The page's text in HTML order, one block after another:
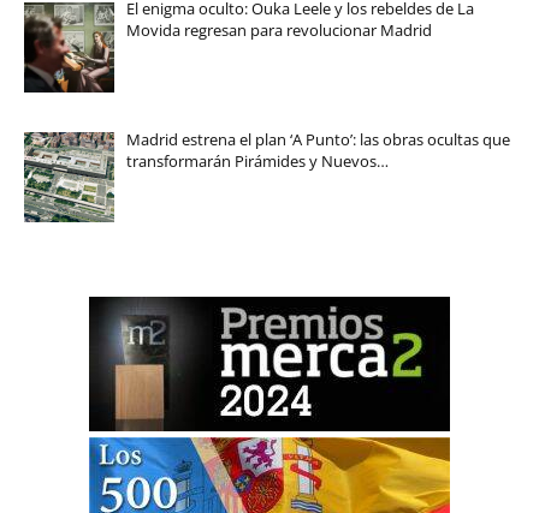
El enigma oculto: Ouka Leele y los rebeldes de La
Movida regresan para revolucionar Madrid
Madrid estrena el plan ‘A Punto’: las obras ocultas que
transformarán Pirámides y Nuevos…